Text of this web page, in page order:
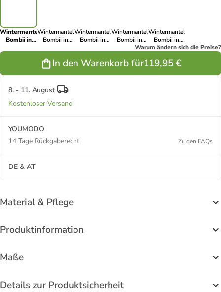
Wintermantel
Bombii in
Wintermantel
Bombii in
Wintermantel
Bombii in
Wintermantel
Bombii in
Zinc Grey
Wintermantel
Bombii in
Blood Red
Warum ändern sich die Preise?
In den Warenkorb für119,95 €
8. - 11. August
Kostenloser Versand
YOUMODO
14 Tage Rückgaberecht
Zu den FAQs
DE & AT
Material & Pflege
Produktinformation
Maße
Details zur Produktsicherheit